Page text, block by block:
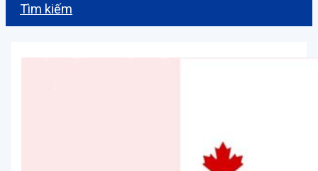
Tìm kiếm